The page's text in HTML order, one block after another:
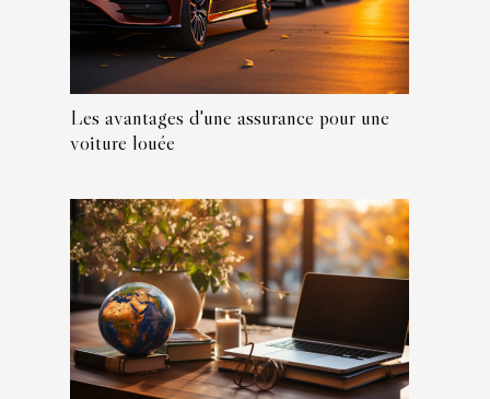
Les avantages d'une assurance pour une
voiture louée